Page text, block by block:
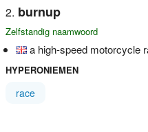
burnup
Zelfstandig naamwoord
a high-speed motorcycle
HYPERONIEMEN
race